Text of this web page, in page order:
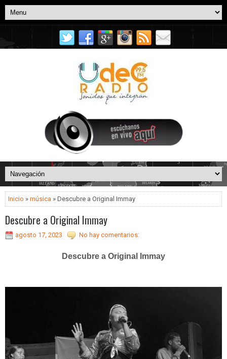
Inicio » música » Descubre a Original Immay
Descubre a Original Immay
agosto 17, 2023 No hay comentarios:
Descubre a Original Immay